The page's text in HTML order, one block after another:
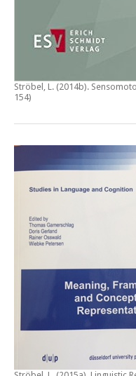
Ströbel, L. (2014b).
154)